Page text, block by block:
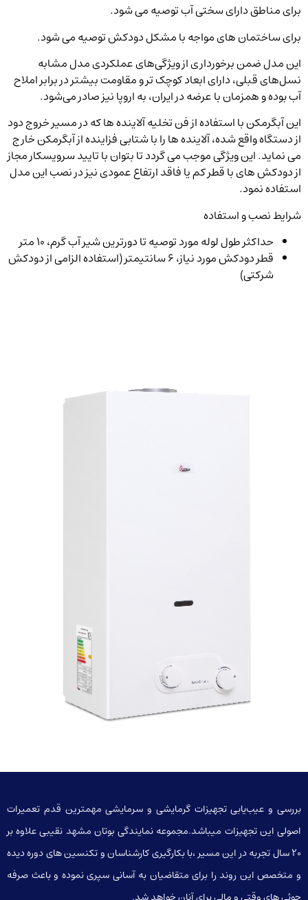
برای مناطق دارای سختی آب توصیه می شود.
برای ساختمان های مواجه با مشکل دودکش توصیه می شود.
این مدل ضمن برخورداری از ویژگی‌های عملکردی مدل مشابه
نسل‌های قبلی، دارای ابعاد کوچک تر و مقاومت بیشتر در برابر املاح
آب بوده و همزمان با عرضه در ایران، به اروپا نیز صادر می‌شود.
این آبگرمکن با استفاده از فن تخلیه آلاینده ها که در مسیر خروج دود
از دستگاه واقع شده، آلاینده ها را با شتابی فزاینده از آبگرمکن خارج
می نماید. این ویژگی موجب می گردد تا بتوان با تایید سرویسکار مجاز
از دودکش های با قطر کم یا فاقد ارتفاع عمودی نیز در نصب این مدل
استفاده نمود.
شرایط نصب و استفاده
حداکثر طول لوله مورد توصیه تا دورترین شیر آب گرم، ۱۰ متر
قطر دودکش مورد نیاز، ۶ سانتیمتر (استفاده الزامی از دودکش
شرکتی)
بررسی و عیب‌یابی تجهیزات گرمایشی و سرمایشی مهمترین قدم تعمیرات
اصولی این تجهیزات میباشد.مجموعه نمایندگی بوتان مشهد نقیبی علاوه بر
20 سال تجربه در این مسیر ،با بکارگیری کارشناسان و تکنسین های دوره دیده
و متخصص این روند را برای متقاضیان به آسانی سپری نموده و باعث صرفه